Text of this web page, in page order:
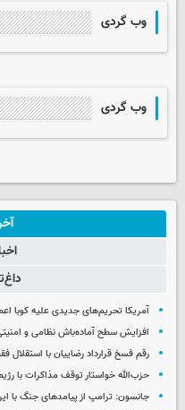
وب گردی
وب گردی
آمریکا تحریم‌های جدیدی علیه کوبا
افزایش سطح آماده‌باش نظامی و
رقم فسخ قرارداد رضاییان با استقلال فقط ۱۰۰میلیون
حزب‌الله خواستار توقف مذاکرات با
جانسون: ترامپ از پیامدهای جنگ با